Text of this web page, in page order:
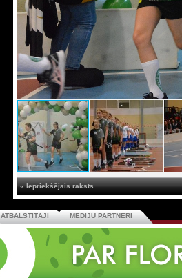
« Iepriekšējais raksts
ATBALSTĪTĀJI MEDIJU PARTNERI